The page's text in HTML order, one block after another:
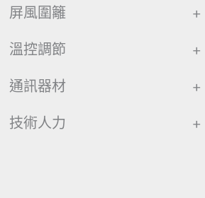
屏風圍籬 +
溫控調節 +
通訊器材 +
技術人力 +